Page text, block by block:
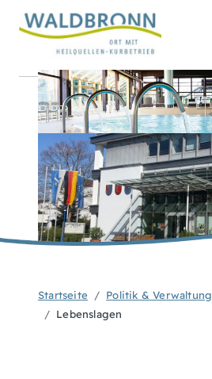
Startseite Politik & Verwaltung
Lebenslagen